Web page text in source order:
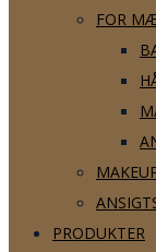
FOR
PRODUKTER